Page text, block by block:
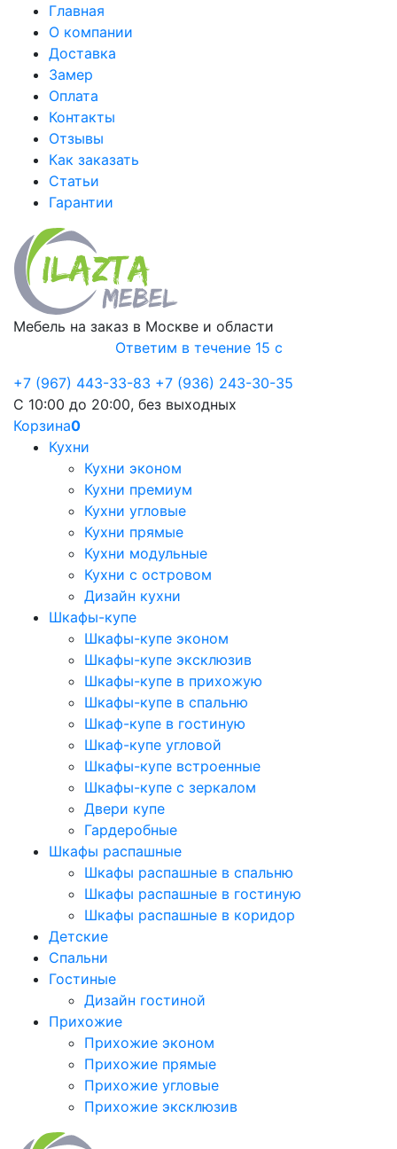
Главная
О компании
Доставка
Замер
Оплата
Контакты
Отзывы
Как заказать
Статьи
Гарантии
Мебель на заказ в Москве и области
Ответим в течение 15 с
+7 (967) 443-33-83 +7 (936) 243-30-35
С 10:00 до 20:00, без выходных
Корзина0
Кухни
Кухни эконом
Кухни премиум
Кухни угловые
Кухни прямые
Кухни модульные
Кухни с островом
Дизайн кухни
Шкафы-купе
Шкафы-купе эконом
Шкафы-купе эксклюзив
Шкафы-купе в прихожую
Шкафы-купе в спальню
Шкаф-купе в гостиную
Шкаф-купе угловой
Шкафы-купе встроенные
Шкафы-купе с зеркалом
Двери купе
Гардеробные
Шкафы распашные
Шкафы распашные в спальню
Шкафы распашные в гостиную
Шкафы распашные в коридор
Детские
Спальни
Гостиные
Дизайн гостиной
Прихожие
Прихожие эконом
Прихожие прямые
Прихожие угловые
Прихожие эксклюзив